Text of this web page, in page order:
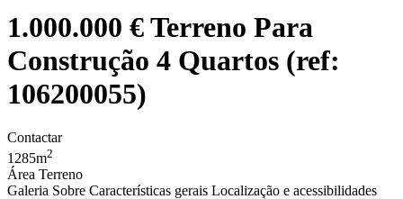
1.000.000 €Terreno Para
Construção 4 Quartos (ref:
106200055)
Contactar
1285m2
Área Terreno
Galeria Sobre Características gerais Localização e acessibilidades